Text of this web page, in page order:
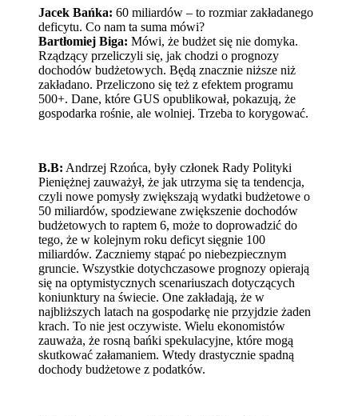
Jacek Bańka: 60 miliardów – to rozmiar zakładanego
deficytu. Co nam ta suma mówi?
Bartłomiej Biga: Mówi, że budżet się nie domyka.
Rządzący przeliczyli się, jak chodzi o prognozy
dochodów budżetowych. Będą znacznie niższe niż
zakładano. Przeliczono się też z efektem programu
500+. Dane, które GUS opublikował, pokazują, że
gospodarka rośnie, ale wolniej. Trzeba to korygować.
B.B: Andrzej Rzońca, były członek Rady Polityki
Pieniężnej zauważył, że jak utrzyma się ta tendencja,
czyli nowe pomysły zwiększają wydatki budżetowe o
50 miliardów, spodziewane zwiększenie dochodów
budżetowych to raptem 6, może to doprowadzić do
tego, że w kolejnym roku deficyt sięgnie 100
miliardów. Zaczniemy stąpać po niebezpiecznym
gruncie. Wszystkie dotychczasowe prognozy opierają
się na optymistycznych scenariuszach dotyczących
koniunktury na świecie. One zakładają, że w
najbliższych latach na gospodarkę nie przyjdzie żaden
krach. To nie jest oczywiste. Wielu ekonomistów
zauważa, że rosną bańki spekulacyjne, które mogą
skutkować załamaniem. Wtedy drastycznie spadną
dochody budżetowe z podatków.